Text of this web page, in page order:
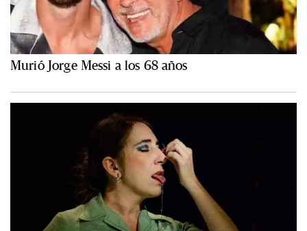
Murió Jorge Messi a los 68 años